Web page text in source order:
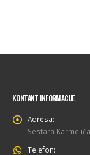
KONTAKT INFORMACIJE
Adresa:
Sestara
Telefon: